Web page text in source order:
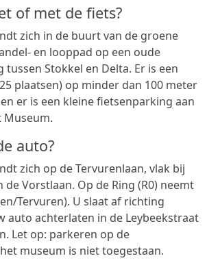
of met de fiets?
zich in de buurt van de groene
en looppad op een oude
Stokkel en Delta. Er is een
plaatsen) op minder dan 100 meter
er is een kleine fietsenparking aan
Museum.
auto?
zich op de Tervurenlaan, vlak bij
de Vorstlaan. Op de Ring (R0) neemt
Tervuren). U slaat af richting
auto achterlaten in de Leybeekstraat
Let op: parkeren op de
museum is niet toegestaan.